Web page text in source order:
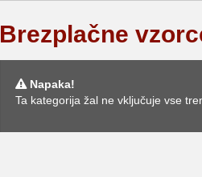
Brezplačne
Napaka!
Ta kategorija žal ne vključuje vse